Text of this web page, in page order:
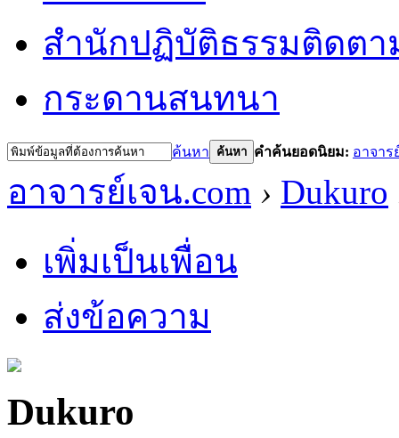
สำนักปฏิบัติธรรมติดต
กระดานสนทนา
ค้นหา ค้นหา คำค้นยอดนิยม: อาจาร
อาจารย์เจน.com › Dukuro
เพิ่มเป็นเพื่อน
ส่งข้อความ
Dukuro